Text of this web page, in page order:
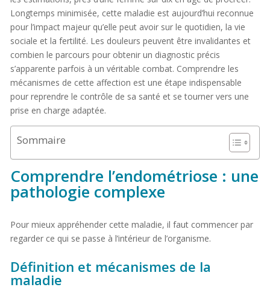
Longtemps minimisée, cette maladie est aujourd’hui reconnue
pour l’impact majeur qu’elle peut avoir sur le quotidien, la vie
sociale et la fertilité. Les douleurs peuvent être invalidantes et
combien le parcours pour obtenir un diagnostic précis
s’apparente parfois à un véritable combat. Comprendre les
mécanismes de cette affection est une étape indispensable
pour reprendre le contrôle de sa santé et se tourner vers une
prise en charge adaptée.
Sommaire
Comprendre l’endométriose : une
pathologie complexe
Pour mieux appréhender cette maladie, il faut commencer par
regarder ce qui se passe à l’intérieur de l’organisme.
Définition et mécanismes de la
maladie